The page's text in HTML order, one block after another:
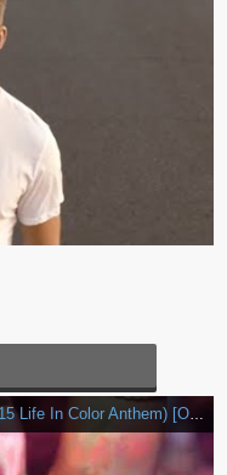
Borgeous & David Solano - Big Bang (2015 Life In Color Anthem) [Official Music Video]